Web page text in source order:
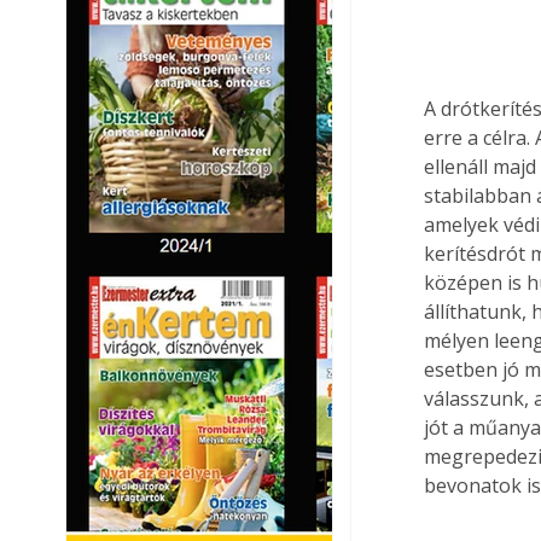
A
erre a célra.
ellenáll
stabilabban
amelyek
kerítésdrót
középen is
állíthatunk,
mélyen
esetben jó
válasszunk,
jót a
bevonatok